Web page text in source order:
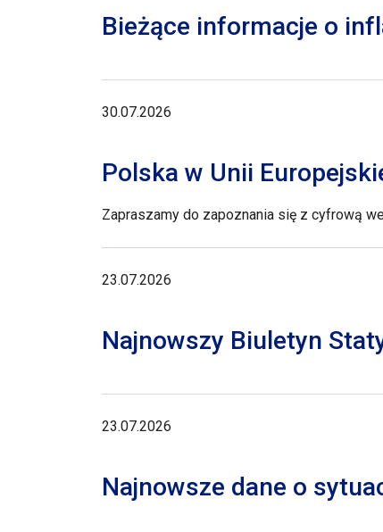
Bieżące informacje o
30.07.2026
Polska w Unii
Zapraszamy do zapoznania się z cyfrową
23.07.2026
Najnowszy Biuletyn
23.07.2026
Najnowsze dane o